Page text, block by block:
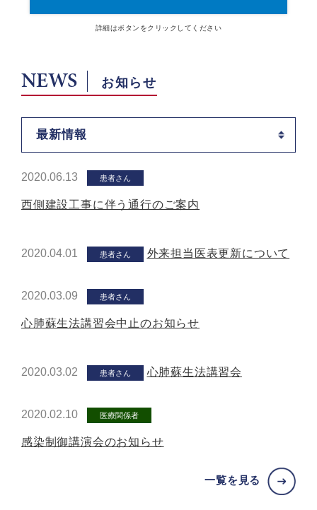
詳細はボタン をクリックしてください
NEWS お知らせ
最新情報
2020.06.13 患者さん
西側建設工事に伴う通行のご案内
2020.04.01 患者さん 外来担当医表更新について
2020.03.09 患者さん
心肺蘇生法講習会中止のお知らせ
2020.03.02 患者さん 心肺蘇生法講習会
2020.02.10 医療関係者
感染制御講演会のお知らせ
一覧を見る